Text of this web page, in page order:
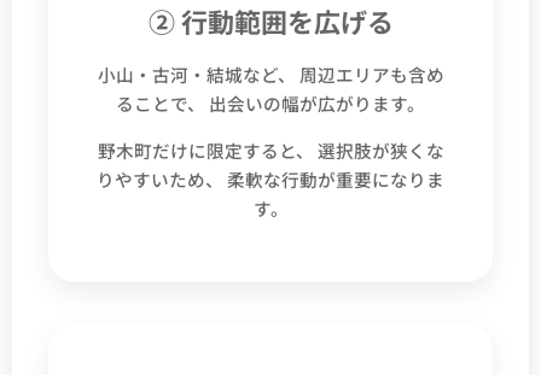
② 行動範囲を広げる
小山・古河・結城など、 周辺エリアも含め
ることで、 出会いの幅が広がります。
野木町だけに限定すると、 選択肢が狭くな
りやすいため、 柔軟な行動が重要になりま
す。